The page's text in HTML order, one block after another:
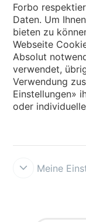
Wählen Sie ein
Wählen Sie Ihr
Forbo
Daten. Um
bieten zu
Webseite
Absolut
verwendet,
Verwendung
Einstellungen»
oder
Meine